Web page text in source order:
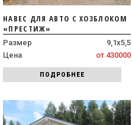
НАВЕС ДЛЯ АВТО С ХОЗБЛОКОМ
«ПРЕСТИЖ»
Размер
9,1х5,5
Цена
от 430000
ПОДРОБНЕЕ